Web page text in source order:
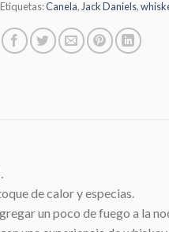
Etiquetas:Canela, Jack Daniels,
de calor y especias.
un poco de fuego a la